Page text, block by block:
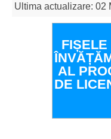
Ultima actualizare: 02
FIȘELE
AL
DE